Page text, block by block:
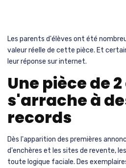
Les parents d'élèves ont été
valeur réelle de cette pièce. Et
leur réponse sur internet.
Une pièce de
s'arrache à
records
Dès l'apparition des premières
d'enchères et les sites de revente,
toute logique faciale. Des